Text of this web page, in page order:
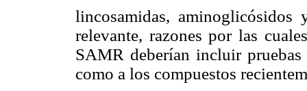
lincosamidas,
relevante, razones por las
SAMR deberían incluir pruebas
como a los compuestos